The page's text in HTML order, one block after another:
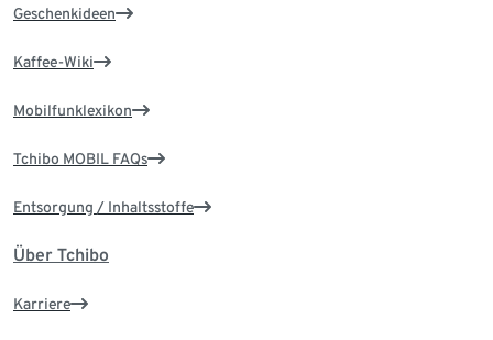
Geschenkideen
Kaffee-Wiki
Mobilfunklexikon
Tchibo MOBIL FAQs
Entsorgung / Inhaltsstoffe
Über Tchibo
Karriere